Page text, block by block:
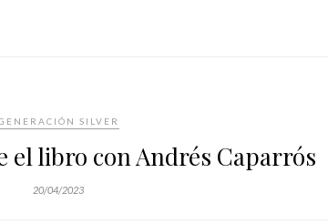
SILVER
el libro con Andrés Caparrós
20/04/2023